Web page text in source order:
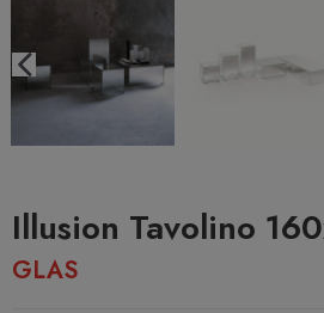
Illusion Tavolino
GLAS